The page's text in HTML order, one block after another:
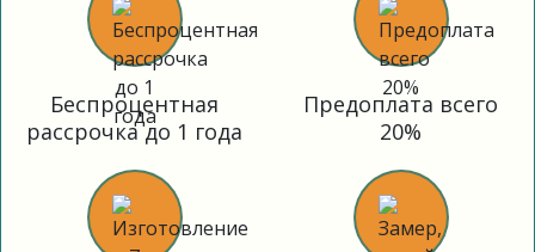
Беспроцентная
рассрочка до 1 года
Предоплата всего
20%